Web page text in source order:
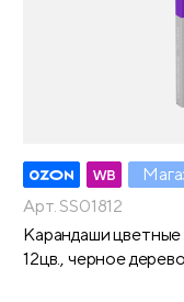
Арт. SS01812
Карандаши
12цв., черное